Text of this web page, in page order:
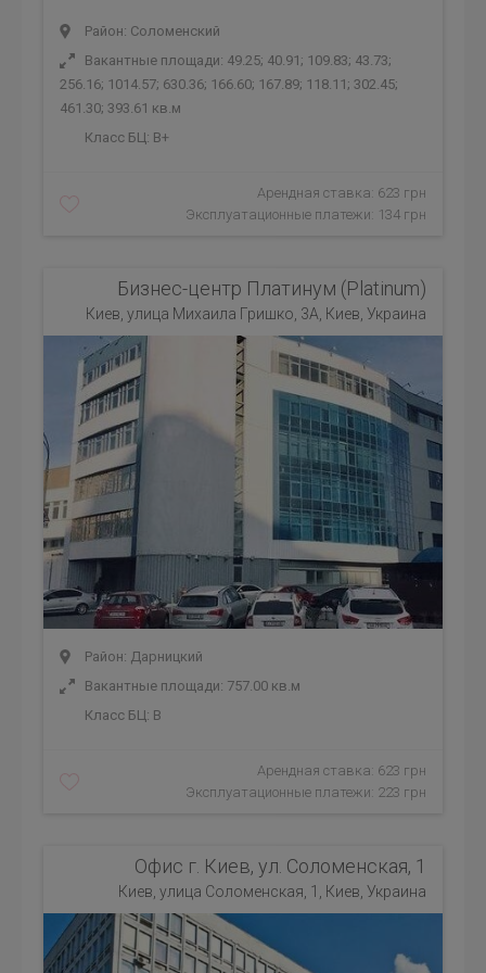
Район: Соломенский
Вакантные площади: 49.25; 40.91; 109.83; 43.73;
256.16; 1014.57; 630.36; 166.60; 167.89; 118.11; 302.45;
461.30; 393.61 кв.м
Класс БЦ: B+
Арендная ставка: 623 грн
Эксплуатационные платежи: 134 грн
Бизнес-центр Платинум (Platinum)
Киев, улица Михаила Гришко, 3А, Киев, Украина
Район: Дарницкий
Вакантные площади: 757.00 кв.м
Класс БЦ: B
Арендная ставка: 623 грн
Эксплуатационные платежи: 223 грн
Офис г. Киев, ул. Соломенская, 1
Киев, улица Соломенская, 1, Киев, Украина